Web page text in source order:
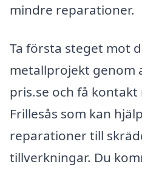
mindre reparationer.
Ta första steget mot
metallprojekt genom
pris.se och få kontakt
Frillesås som kan
reparationer till
tillverkningar. Du